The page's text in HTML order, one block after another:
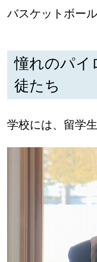
バスケットボー
憧れのパイ
徒たち
学校には、留学